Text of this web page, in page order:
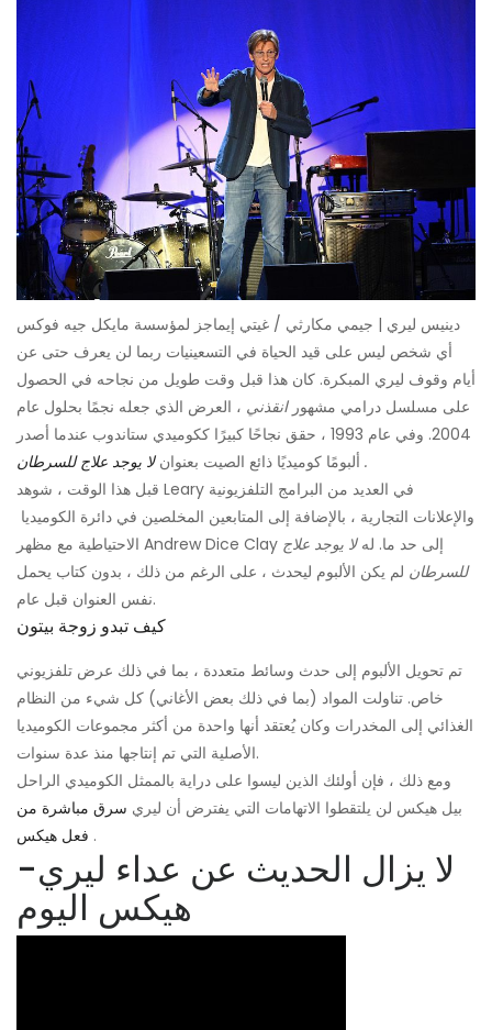
دينيس ليري | جيمي مكارثي / غيتي إيماجز لمؤسسة مايكل جيه فوكس
أي شخص ليس على قيد الحياة في التسعينيات ربما لن يعرف حتى عن
أيام وقوف ليري المبكرة. كان هذا قبل وقت طويل من نجاحه في الحصول
على مسلسل درامي مشهورانقذني ، العرض الذي جعله نجمًا بحلول عام
2004. وفي عام 1993 ، حقق نجاحًا كبيرًا ككوميدي ستاندوب عندما أصدر
ألبومًا كوميديًا ذائع الصيت بعنوانلا يوجد علاج للسرطان
.
قبل هذا الوقت ، شوهد Leary في العديد من البرامج التلفزيونية
والإعلانات التجارية ، بالإضافة إلى المتابعين المخلصين في دائرة الكوميديا ​​
الاحتياطية مع مظهر Andrew Dice Clay إلى حد ما. لهلا يوجد علاج
للسرطان لم يكن الألبوم ليحدث ، على الرغم من ذلك ، بدون كتاب يحمل
نفس العنوان قبل عام.
كيف تبدو زوجة بيتون
تم تحويل الألبوم إلى حدث وسائط متعددة ، بما في ذلك عرض تلفزيوني
خاص. تناولت المواد (بما في ذلك بعض الأغاني) كل شيء من النظام
الغذائي إلى المخدرات وكان يُعتقد أنها واحدة من أكثر مجموعات الكوميديا
​​الأصلية التي تم إنتاجها منذ عدة سنوات.
ومع ذلك ، فإن أولئك الذين ليسوا على دراية بالممثل الكوميدي الراحل
بيل هيكس لن يلتقطوا الاتهامات التي يفترض أن ليري سرق مباشرة من
فعل هيكس .
لا يزال الحديث عن عداء ليري-
هيكس اليوم